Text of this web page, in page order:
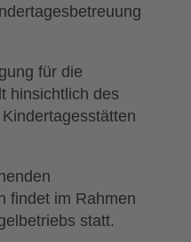
für die
hinsichtlich des
findet im Rahmen
statt.